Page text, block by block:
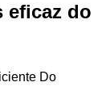
eficaz do
Do